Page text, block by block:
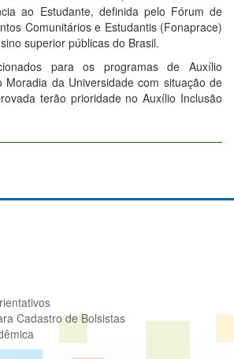
ao Estudante, definida pelo Fórum de
Comunitários e Estudantis (Fonaprace)
superior públicas do Brasil.
para os programas de Auxílio
Moradia da Universidade com situação de
terão prioridade no Auxílio Inclusão
Cadastro de Bolsistas